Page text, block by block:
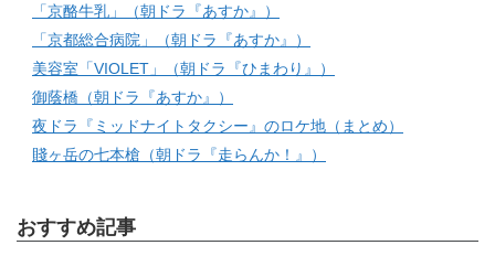
「京酪牛乳」（朝ドラ『あすか』）
「京都総合病院」（朝ドラ『あすか』）
美容室「VIOLET」（朝ドラ『ひまわり』）
御蔭橋（朝ドラ『あすか』）
夜ドラ『ミッドナイトタクシー』のロケ地（まとめ）
賤ヶ岳の七本槍（朝ドラ『走らんか！』）
おすすめ記事